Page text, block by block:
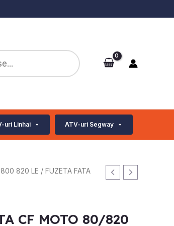
uri Linhai ATV-uri Segway
820 LE / FUZETA FATA
CF MOTO 80/820